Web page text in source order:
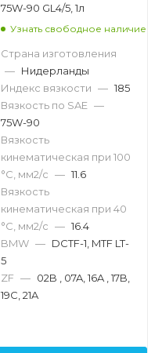
75W-90 GL4/5, 1л
Узнать свободное наличие
Страна изготовления
— Нидерланды
Индекс вязкости — 185
Вязкость по SAE —
75W-90
Вязкость
кинематическая при 100
°С, мм2/с — 11.6
Вязкость
кинематическая при 40
°С, мм2/с — 16.4
BMW — DCTF-1, MTF LT-
5
ZF — 02B , 07A, 16A , 17B,
19C, 21A